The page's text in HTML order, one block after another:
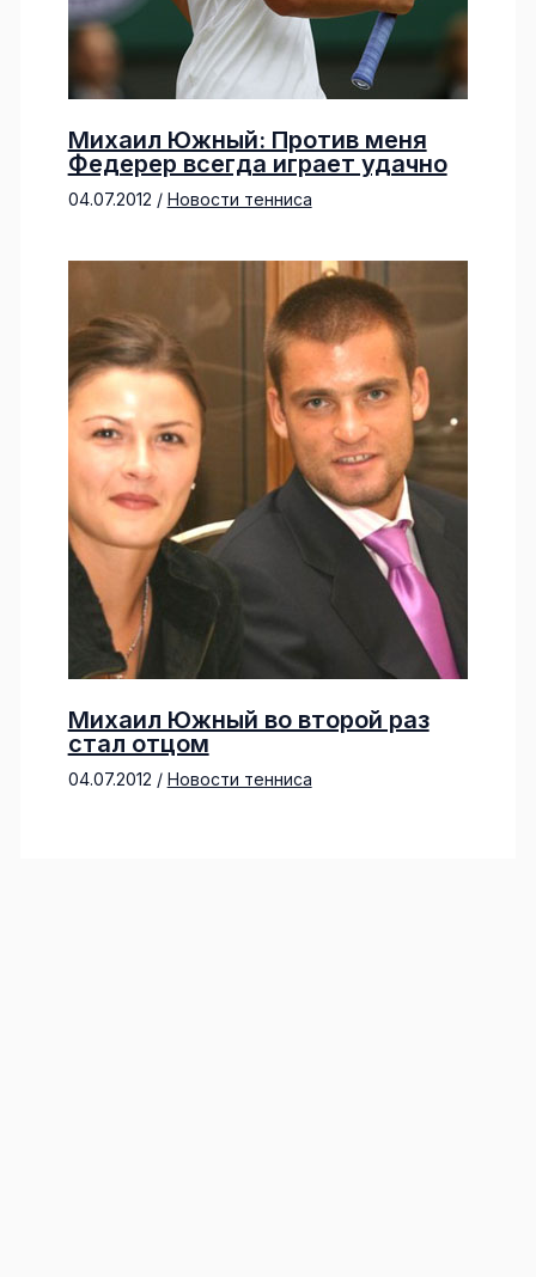
Михаил Южный: Против меня
Федерер всегда играет удачно
04.07.2012 / Новости тенниса
Михаил Южный во второй раз
стал отцом
04.07.2012 / Новости тенниса